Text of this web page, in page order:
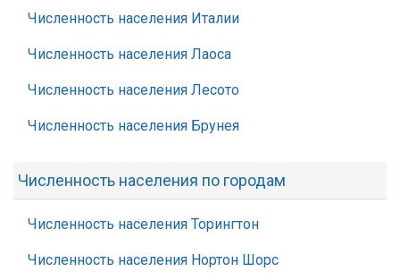
Численность населения Италии
Численность населения Лаоса
Численность населения Лесото
Численность населения Брунея
Численность населения по городам
Численность населения Торингтон
Численность населения Нортон Шорс